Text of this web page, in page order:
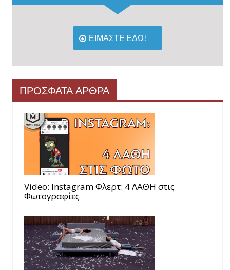
ΕΙΜΑΣΤΕ ΕΔΩ!
ΠΡΟΣΦΑΤΑ ΑΡΘΡΑ
Video: Instagram Φλερτ: 4 ΛΑΘΗ στις
Φωτογραφίες